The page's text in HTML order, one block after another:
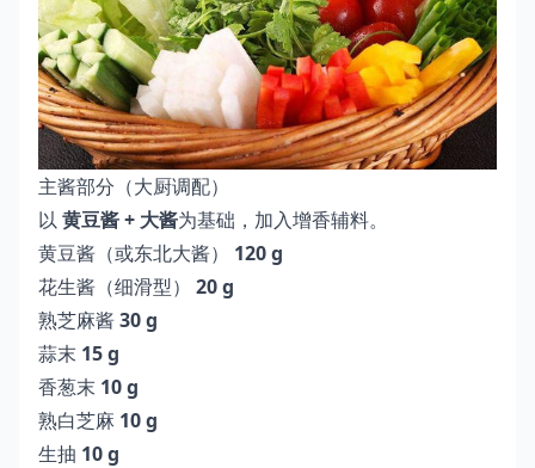
主酱部分（大厨调配）
以 黄豆酱 + 大酱为基础，加入增香辅料。
黄豆酱（或东北大酱） 120 g
花生酱（细滑型） 20 g
熟芝麻酱30 g
蒜末 15 g
香葱末 10 g
熟白芝麻 10 g
生抽 10 g